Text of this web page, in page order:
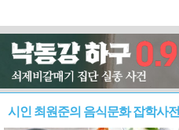
시인 최원준의 음식문화 잡학사전